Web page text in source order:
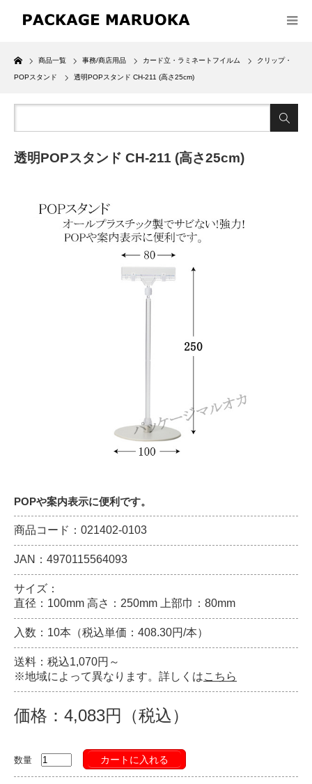
Home
商品一覧 事務/商店用品 カード立・ラミネートフイルム クリップ・
POPスタンド 透明POPスタンド CH-211 (高さ25cm)
透明POPスタンド CH-211 (高さ25cm)
POPや案内表示に便利です。
商品コード：021402-0103
JAN：4970115564093
サイズ：
直径：100mm 高さ：250mm 上部巾：80mm
入数：10本（税込単価：408.30円/本）
送料：税込1,070円～
※地域によって異なります。詳しくはこちら
価格：4,083円（税込）
数量 カートに入れる